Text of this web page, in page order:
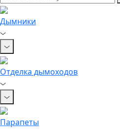
Дымники
Отделка дымоходов
Парапеты